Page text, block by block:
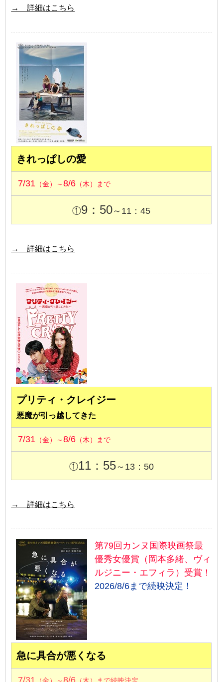
→ 詳細はこちら
きれっぱしの愛
7/31 （金）～8/6 （木）まで
①9：50～11：45
→ 詳細はこちら
プリティ・クレイジー
悪魔が引っ越してきた
7/31 （金）～8/6 （木）まで
①11：55～13：50
→ 詳細はこちら
第79回カンヌ国際映画祭最
優秀女優賞（岡本多緒、ヴィ
ルジニー・エフィラ）受賞！
2026/8/6まで続映決定！
急に具合が悪くなる
7/31 8/6